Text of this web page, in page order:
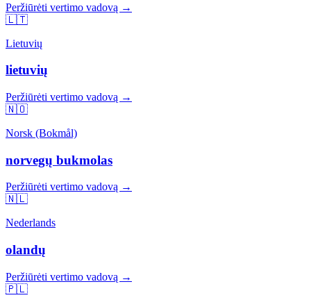
Peržiūrėti vertimo vadovą →
🇱🇹
Lietuvių
lietuvių
Peržiūrėti vertimo vadovą →
🇳🇴
Norsk (Bokmål)
norvegų bukmolas
Peržiūrėti vertimo vadovą →
🇳🇱
Nederlands
olandų
Peržiūrėti vertimo vadovą →
🇵🇱